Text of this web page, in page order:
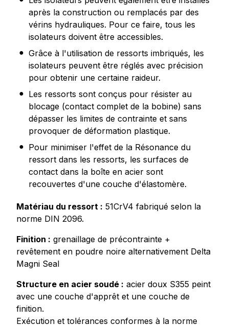
après la construction ou remplacés par des
vérins hydrauliques. Pour ce faire, tous les
isolateurs doivent être accessibles.
Grâce à l'utilisation de ressorts imbriqués, les
isolateurs peuvent être réglés avec précision
pour obtenir une certaine raideur.
Les ressorts sont conçus pour résister au
blocage (contact complet de la bobine) sans
dépasser les limites de contrainte et sans
provoquer de déformation plastique.
Pour minimiser l'effet de la Résonance du
ressort dans les ressorts, les surfaces de
contact dans la boîte en acier sont
recouvertes d'une couche d'élastomère.
Matériau du ressort : 51CrV4 fabriqué selon la
norme DIN 2096.
Finition : grenaillage de précontrainte +
revêtement en poudre noire alternativement Delta
Magni Seal
Structure en acier soudé : acier doux S355 peint
avec une couche d'apprêt et une couche de
finition.
Exécution et tolérances conformes à la norme